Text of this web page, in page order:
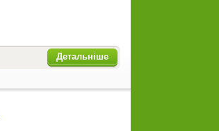
Детальніше